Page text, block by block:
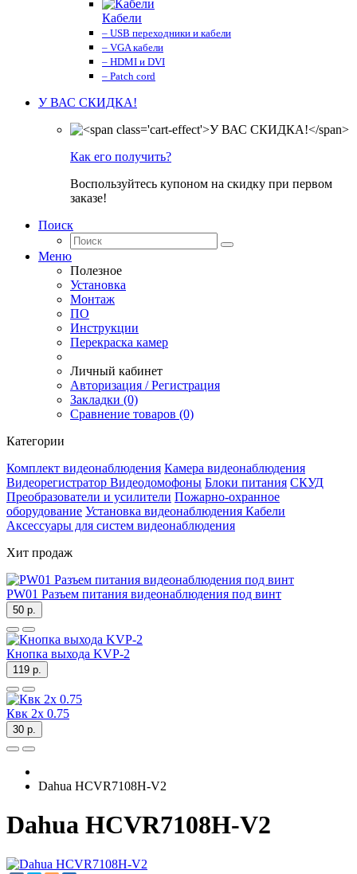
Кабели
– USB переходники и кабели
– VGA кабели
– HDMI и DVI
– Patch cord
У ВАС СКИДКА!
Как его получить?
Воспользуйтесь купоном на скидку при первом
заказе!
Поиск
Меню
Полезное
Установка
Монтаж
ПО
Инструкции
Перекраска камер
Личный кабинет
Авторизация / Регистрация
Закладки (0)
Сравнение товаров (0)
Категории
Комплект видеонаблюдения Камера видеонаблюдения
Видеорегистратор Видеодомофоны Блоки питания СКУД
Преобразователи и усилители Пожарно-охранное
оборудование Установка видеонаблюдения Кабели
Аксессуары для систем видеонаблюдения
Хит продаж
PW01 Разъем питания видеонаблюдения под винт
50 р.
Кнопка выхода KVP-2
119 р.
Квк 2х 0.75
30 р.
Dahua HCVR7108H-V2
Dahua HCVR7108H-V2